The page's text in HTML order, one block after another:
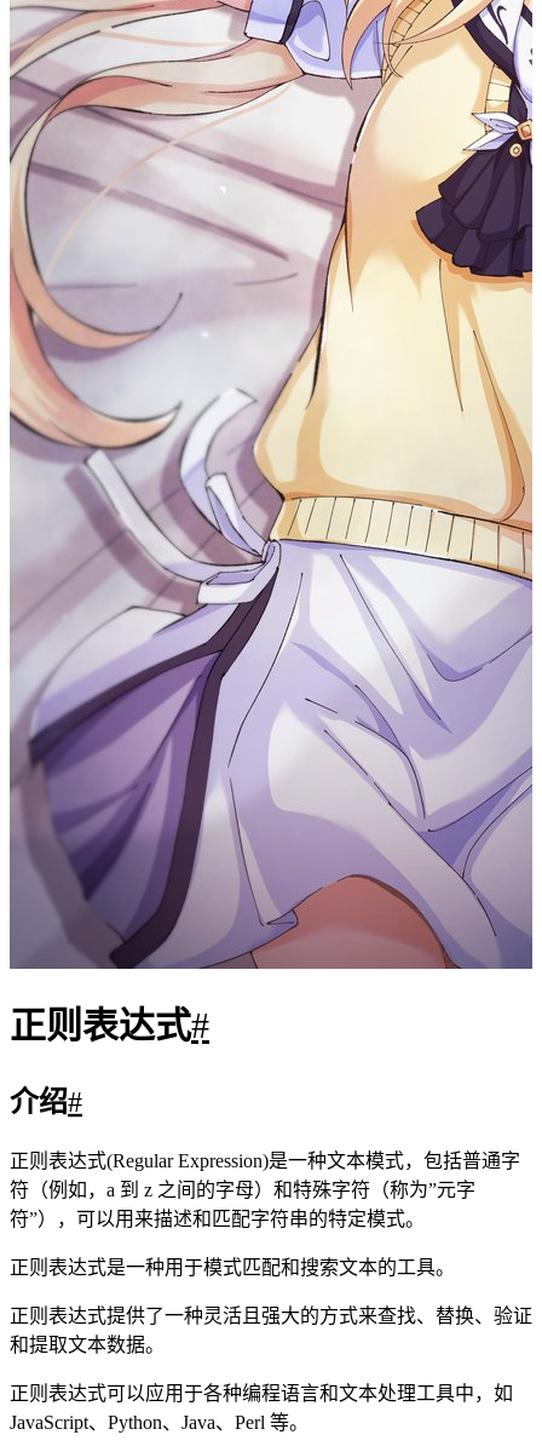
3
var patt1 = /[0-9]+/;
4
document.write(str.match(patt1));
在线工具#
在线工具
正则表达式的模式#
正则表达式的模式可以包括以下内容：
字面值字符：例如字母、数字、空格等，可以直接匹配
它们自身。
特殊字符：例如点号 .、星号 *、加号 +、问号 ? 等，它
们具有特殊的含义和功能。
字符类：用方括号 包围的字符集合，用于匹配方括号内
的任意一个字符。
元字符：例如 \d、\w、\s 等，用于匹配特定类型的字
符，如数字、字母、空白字符等。
量词：例如 {n}、{n,}、{n,m} 等，用于指定匹配的次数
或范围。
边界符号：例如 ^、$、\b、\B 等，用于匹配字符串的开
头、结尾或单词边界位置。
简介#
正则表达式的使用，可以通过简单的办法来实现强大的功能。
下面先给出一个简单的示例：
为匹配输入字符串的开始位置。
[0-9]+ 匹配多个数字， 匹配单个数字，+
abc$匹配字母abc
串的结束位置。
我们在写用户注册表单时，只允许用户名包含字符、数字、下
划线和连接字符 -，并设置用户名的长度，我们就可以使用以
下正则表达式来设定。
1 ^[a-zA-Z0-9_-]{3,15}$
[a-zA-Z0-9_-] 表示字符集，包含小写字母、大写字母、
数字、下划线和连接字符 -。
次，从而限制了用户名的长度在 3 到 15 个字符之间。
$ 表示匹配字符串的结尾。